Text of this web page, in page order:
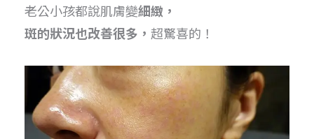
老公小孩都說肌膚變細緻，
斑的狀況也改善很多， 超驚喜的！